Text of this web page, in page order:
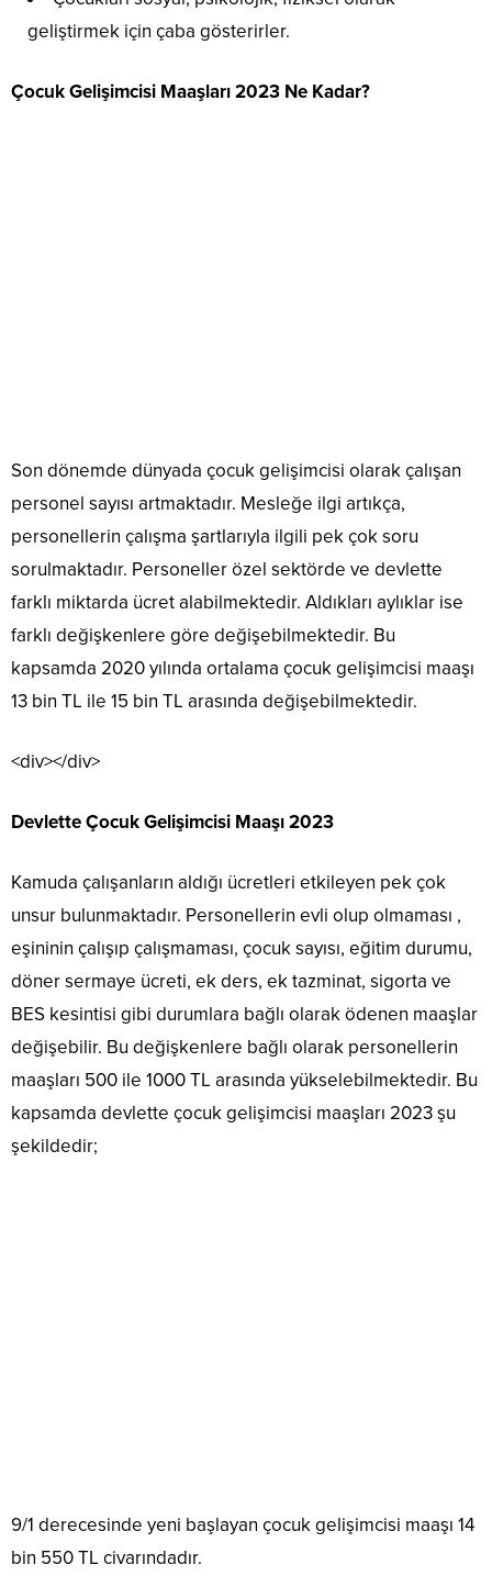
geliştirmek için çaba gösterirler.
Çocuk Gelişimcisi Maaşları 2023 Ne Kadar?
Son dönemde dünyada çocuk gelişimcisi olarak çalışan
personel sayısı artmaktadır. Mesleğe ilgi artıkça,
personellerin çalışma şartlarıyla ilgili pek çok soru
sorulmaktadır. Personeller özel sektörde ve devlette
farklı miktarda ücret alabilmektedir. Aldıkları aylıklar ise
farklı değişkenlere göre değişebilmektedir. Bu
kapsamda 2020 yılında ortalama çocuk gelişimcisi maaşı
13 bin TL ile 15 bin TL arasında değişebilmektedir.
<div></div>
Devlette Çocuk Gelişimcisi Maaşı 2023
Kamuda çalışanların aldığı ücretleri etkileyen pek çok
unsur bulunmaktadır. Personellerin evli olup olmaması ,
eşininin çalışıp çalışmaması, çocuk sayısı, eğitim durumu,
döner sermaye ücreti, ek ders, ek tazminat, sigorta ve
BES kesintisi gibi durumlara bağlı olarak ödenen maaşlar
değişebilir. Bu değişkenlere bağlı olarak personellerin
maaşları 500 ile 1000 TL arasında yükselebilmektedir. Bu
kapsamda devlette çocuk gelişimcisi maaşları 2023 şu
şekildedir;
9/1 derecesinde yeni başlayan çocuk gelişimcisi maaşı 14
bin 550 TL civarındadır.